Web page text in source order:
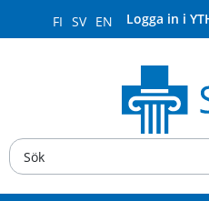
FI SV EN Logga in i